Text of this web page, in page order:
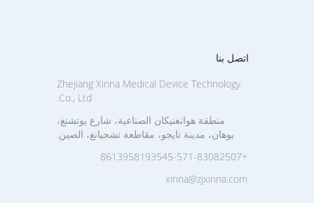
اتصل بنا
Zhejiang Xinna Medical Device Technology
Co., Ltd.
منطقة هوانغنيكان الصناعية، شارع يوتشنغ،
يوهان، مدينة تايجو، مقاطعة تشجيانغ، الصين.
+8613958193545-571-83082507
xinna@zjxinna.com